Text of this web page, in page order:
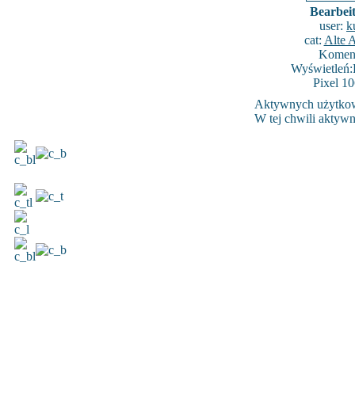
user:
cat: Alte
Pixel
Aktywnych
W tej chwili